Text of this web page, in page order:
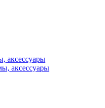
аксессуары